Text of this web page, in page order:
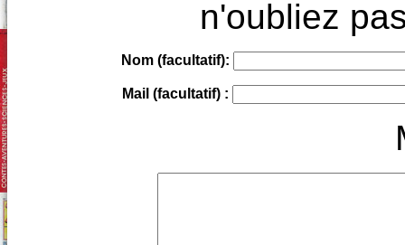
n'oubliez
Nom (facultatif):
Mail (facultatif) :